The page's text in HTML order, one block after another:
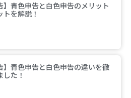
】青色申告と白色申告のメリット
トを解説！
】青色申告と白色申告の違いを徹
た！